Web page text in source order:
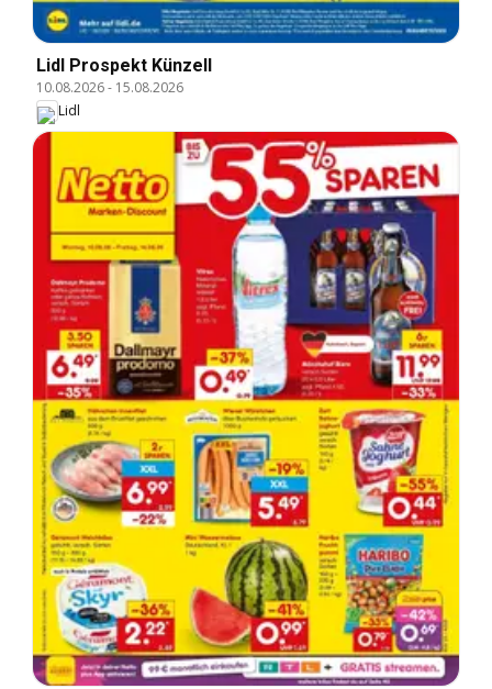
Lidl Prospekt Künzell
10.08.2026- 15.08.2026
Lidl